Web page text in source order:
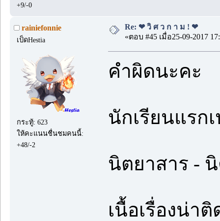
+9/-0
rainiefonnie
เป็ดHestia
กระทู้: 623
ให้คะแนนชื่นชมคนนี้:
+48/-2
Re: ❤ วิ ศ ว ก า ม ! ❤
«ตอบ #45 เมื่อ25-09-2017
คำผิดนะคะ
นักเรียนแรก
นิตยาสาร -
เนื้อเรื่องน่า